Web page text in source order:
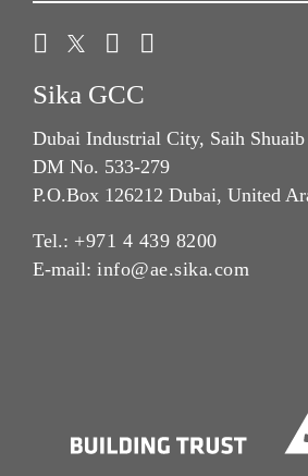
Sika GCC
Dubai Industrial City, Saih
DM No. 533-279
P.O.Box 126212 Dubai, United
Tel.: +971 4 439 8200
E-mail: info@ae.sika.com